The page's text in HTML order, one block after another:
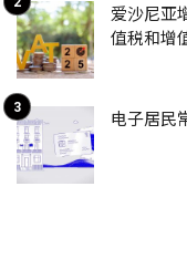
爱沙尼亚
值税和增
电子居民